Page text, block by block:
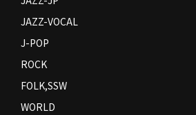
JAZZ-VOCAL
J-POP
ROCK
FOLK,SSW
WORLD